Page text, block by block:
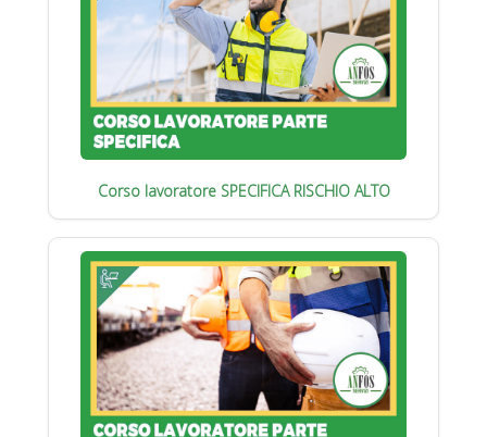
Corso lavoratore SPECIFICA RISCHIO ALTO